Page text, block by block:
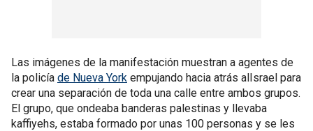
Las imágenes de la manifestación muestran a agentes de
la policía de Nueva York empujando hacia atrás alIsrael para
crear una separación de toda una calle entre ambos grupos.
El grupo, que ondeaba banderas palestinas y llevaba
kaffiyehs, estaba formado por unas 100 personas y se les